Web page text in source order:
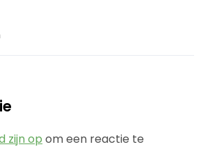
zijn op om een reactie te